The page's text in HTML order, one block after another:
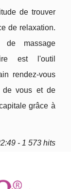
de trouver
de relaxation.
massage
est l'outil
rendez-vous
de vous et de
grâce à
- 1 573 hits